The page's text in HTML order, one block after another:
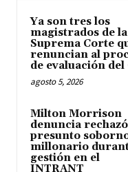
Ya son tres los
magistrados de la
Suprema Corte
renuncian al
de evaluación del
agosto 5, 2026
Milton Morrison
denuncia rechazó
presunto
millonario
gestión en el
INTRANT